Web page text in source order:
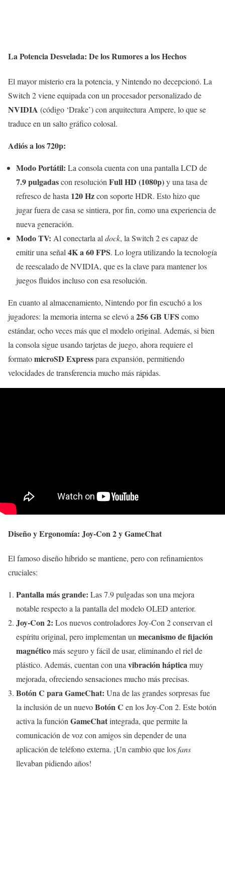
La Potencia Desvelada: De los Rumores a los Hechos
El mayor misterio era la potencia, y Nintendo no decepcionó. La
Switch 2 viene equipada con un procesador personalizado de
NVIDIA (código ‘Drake’) con arquitectura Ampere, lo que se
traduce en un salto gráfico colosal.
Adiós a los 720p:
Modo Portátil: La consola cuenta con una pantalla LCD de
7.9 pulgadascon resolución Full HD (1080p)y una tasa de
refresco de hasta 120 Hzcon soporte HDR. Esto hizo que
jugar fuera de casa se sintiera, por fin, como una experiencia de
nueva generación.
Modo TV: Al conectarla al dock, la Switch 2 es capaz de
emitir una señal 4K a 60 FPS. Lo logra utilizando la tecnología
de reescalado de NVIDIA, que es la clave para mantener los
juegos fluidos incluso con esa resolución.
En cuanto al almacenamiento, Nintendo por fin escuchó a los
jugadores: la memoria interna se elevó a 256 GB UFS como
estándar, ocho veces más que el modelo original. Además, si bien
la consola sigue usando tarjetas de juego, ahora requiere el
formatomicroSD Expresspara expansión, permitiendo
velocidades de transferencia mucho más rápidas.
Diseño y Ergonomía: Joy-Con 2 y GameChat
El famoso diseño híbrido se mantiene, pero con refinamientos
cruciales:
Pantalla más grande: Las 7.9 pulgadas son una mejora
notable respecto a la pantalla del modelo OLED anterior.
Joy-Con 2: Los nuevos controladores Joy-Con 2 conservan el
espíritu original, pero implementan un mecanismo de fijación
magnéticomás seguro y fácil de usar, eliminando el riel de
plástico. Además, cuentan con una vibración hápticamuy
mejorada, ofreciendo sensaciones mucho más precisas.
Botón C para GameChat: Una de las grandes sorpresas fue
la inclusión de un nuevoBotón C en los Joy-Con 2. Este botón
activa la función GameChatintegrada, que permite la
comunicación de voz con amigos sin depender de una
aplicación de teléfono externa. ¡Un cambio que losfans
llevaban pidiendo años!